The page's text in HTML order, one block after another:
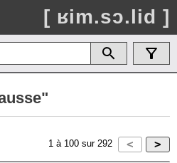
[ ʁim.sɔ.lid ]
1 à 100 sur 292